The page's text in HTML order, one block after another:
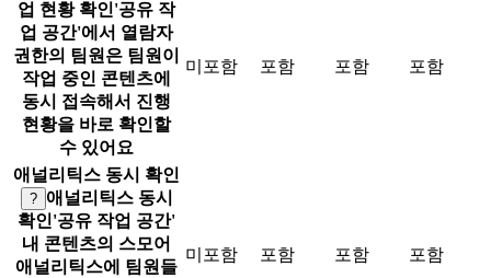
업 현황 확인'공유 작
업 공간'에서 열람자
권한의 팀원은 팀원이
작업 중인 콘텐츠에
동시 접속해서 진행
현황을 바로 확인할
수 있어요
미포함 포함 포함 포함
애널리틱스 동시 확인
?
애널리틱스 동시
확인'공유 작업 공간'
내 콘텐츠의 스모어
애널리틱스에 팀원들
미포함 포함 포함 포함